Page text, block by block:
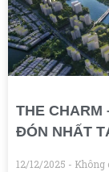
THE CHARM
ĐÓN NHẤT
12/12/2025 Không